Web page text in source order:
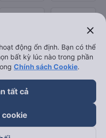
close
động ổn định. Bạn có thể
bất kỳ lúc nào trong phần
Chính sách Cookie.
tất cả
cookie